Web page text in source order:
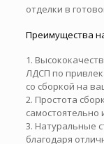
отделки в
Преимущества
1.
ЛДСП по
со сборкой на
2. Простота
самостоятельно
3. Натуральные
благодаря